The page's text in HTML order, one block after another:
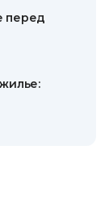
перед